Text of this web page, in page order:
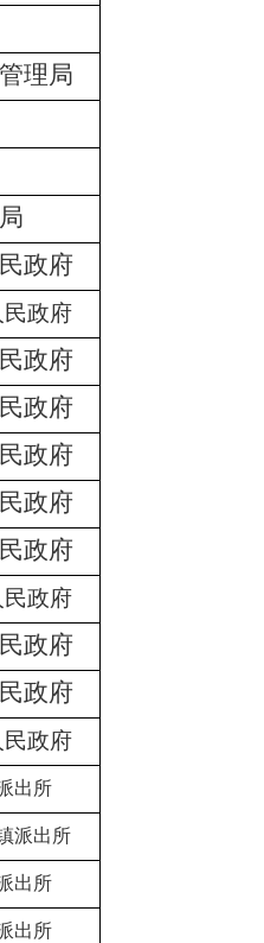
理局
政府
政府
政府
政府
政府
政府
政府
政府
政府
政府
政府
出所
派出所
出所
出所